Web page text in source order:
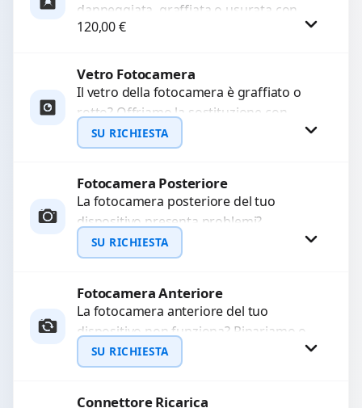
danneggiata, graffiata o usurata con
ricambi di alta qualità e garantiti.
120,00€
Procedi
Vetro Fotocamera
Il vetro della fotocamera è graffiato o
rotto? Offriamo la sostituzione con
ricambi di alta qualità garantiti per 3
mesi....
SU RICHIESTA
Richiedi Preventivo
WhatsApp
Fotocamera Posteriore
La fotocamera posteriore del tuo
dispositivo presenta problemi?
Interveniamo per risolvere guasti come
immagini sfocate, messa a fuoco non
SU RICHIESTA
Richiedi Preventivo
WhatsApp
Fotocamera Anteriore
La fotocamera anteriore del tuo
dispositivo non funziona? Ripariamo o
sostituiamo fotocamere guaste con
problemi come immagini sfocate, messa
SU RICHIESTA
Richiedi Preventivo
Connettore Ricarica